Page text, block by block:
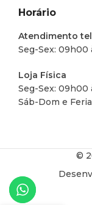
Horário
Atendimento
Seg-Sex: 09h00
Loja Física
Seg-Sex: 09h00
Sáb-Dom e
©